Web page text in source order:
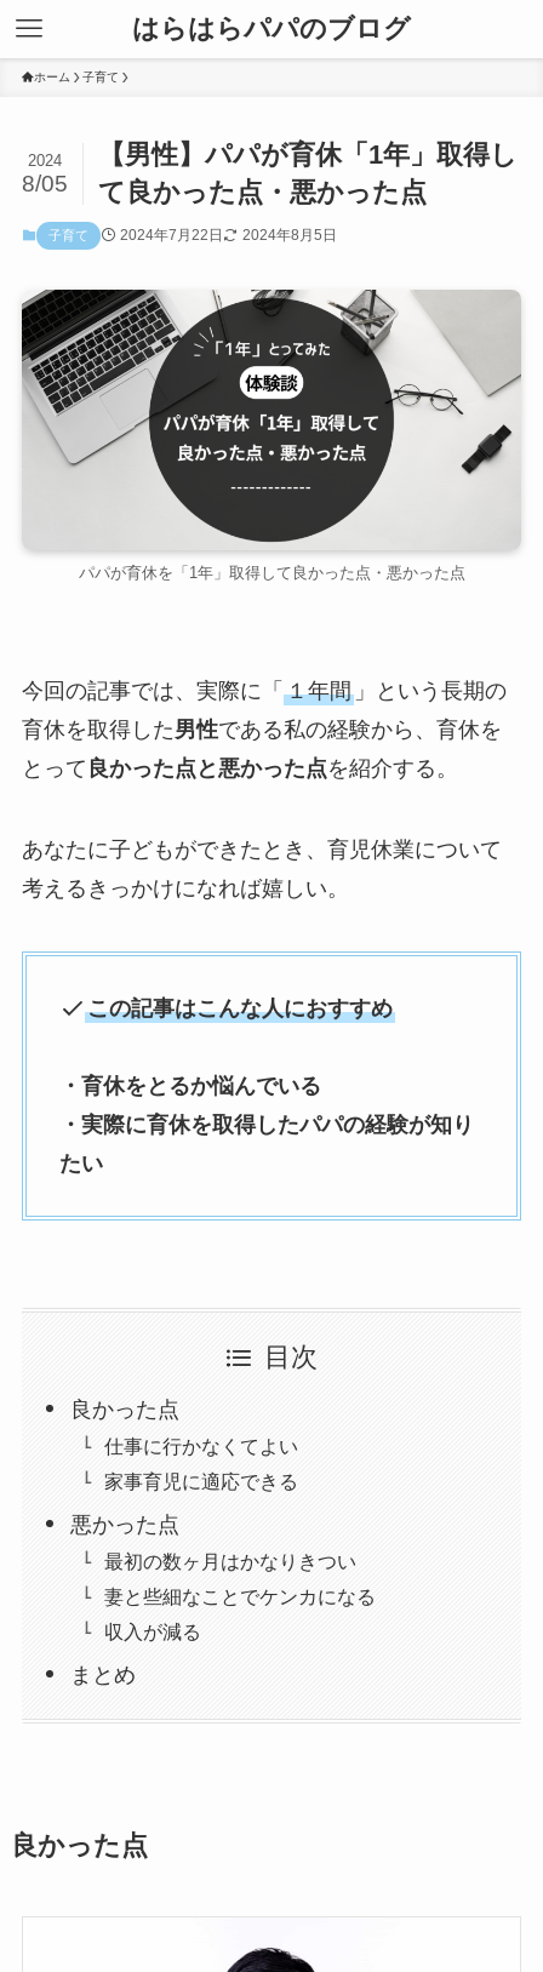
はらはらパパのブログ
ホーム 子育て
【男性】パパが育休「1年」取得し
て良かった点・悪かった点
2024
8/05
子育て 2024年7月22日 2024年8月5日
パパが育休を「1年」取得して良かった点・悪かった点
今回の記事では、実際に「 １年間」という長期の
育休を取得した男性である私の経験から、育休を
とって 良かった点と悪かった点を紹介する。
あなたに子どもができたとき、育児休業について
考えるきっかけになれば嬉しい。
この記事はこんな人におすすめ
・育休をとるか悩んでいる
・実際に育休を取得したパパの経験が知り
たい
目次
良かった点
仕事に行かなくてよい
家事育児に適応できる
悪かった点
最初の数ヶ月はかなりきつい
妻と些細なことでケンカになる
収入が減る
まとめ
良かった点